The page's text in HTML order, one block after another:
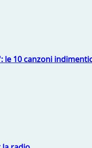
le 10 canzoni